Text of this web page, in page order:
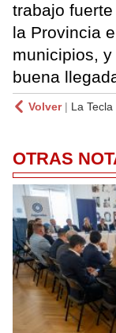
trabajo
la Provincia
municipios,
buena
Volver| La
OTRAS